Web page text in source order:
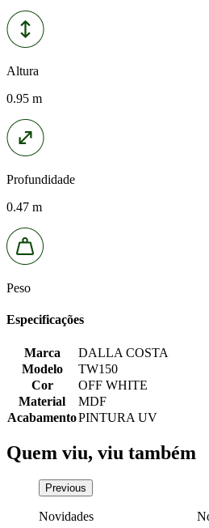
Altura
0.95 m
Profundidade
0.47 m
Peso
Especificações
Marca
DALLA COSTA
Modelo
TW150
Cor
OFF WHITE
Material
MDF
AcabamentoPINTURA UV
Quem viu, viu também
Previous
Novidades